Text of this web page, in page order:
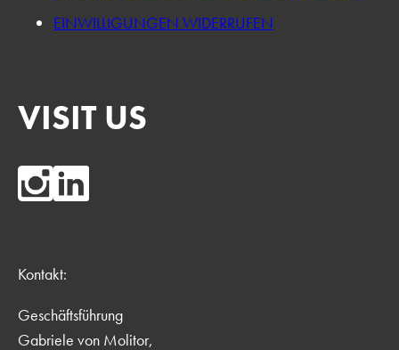
EINWILLIGUNGEN WIDERRUFEN
VISIT US
Kontakt:
Geschäftsführung
Gabriele von Molitor,